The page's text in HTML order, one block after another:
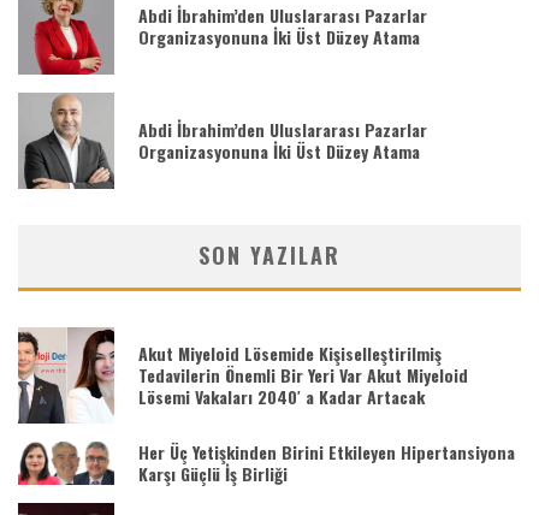
Abdi İbrahim’den Uluslararası Pazarlar
Organizasyonuna İki Üst Düzey Atama
Abdi İbrahim’den Uluslararası Pazarlar
Organizasyonuna İki Üst Düzey Atama
SON YAZILAR
Akut Miyeloid Lösemide Kişiselleştirilmiş
Tedavilerin Önemli Bir Yeri Var Akut Miyeloid
Lösemi Vakaları 2040′ a Kadar Artacak
Her Üç Yetişkinden Birini Etkileyen Hipertansiyona
Karşı Güçlü İş Birliği